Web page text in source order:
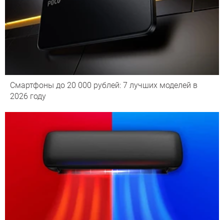
Смартфоны до 20 000 рублей: 7 лучших моделей в
2026 году